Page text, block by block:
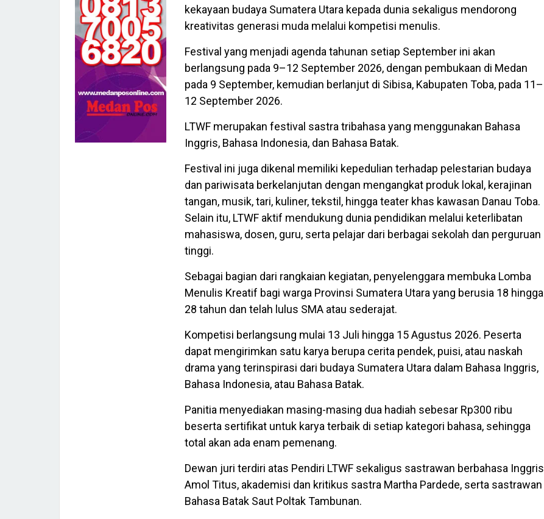
kekayaan budaya Sumatera Utara kepada dunia sekaligus mendorong
kreativitas generasi muda melalui kompetisi menulis.
Festival yang menjadi agenda tahunan setiap September ini akan
berlangsung pada 9–12 September 2026, dengan pembukaan di Medan
pada 9 September, kemudian berlanjut di Sibisa, Kabupaten Toba, pada 11–
12 September 2026.
LTWF merupakan festival sastra tribahasa yang menggunakan Bahasa
Inggris, Bahasa Indonesia, dan Bahasa Batak.
Festival ini juga dikenal memiliki kepedulian terhadap pelestarian budaya
dan pariwisata berkelanjutan dengan mengangkat produk lokal, kerajinan
tangan, musik, tari, kuliner, tekstil, hingga teater khas kawasan Danau Toba.
Selain itu, LTWF aktif mendukung dunia pendidikan melalui keterlibatan
mahasiswa, dosen, guru, serta pelajar dari berbagai sekolah dan perguruan
tinggi.
Sebagai bagian dari rangkaian kegiatan, penyelenggara membuka Lomba
Menulis Kreatif bagi warga Provinsi Sumatera Utara yang berusia 18 hingga
28 tahun dan telah lulus SMA atau sederajat.
Kompetisi berlangsung mulai 13 Juli hingga 15 Agustus 2026. Peserta
dapat mengirimkan satu karya berupa cerita pendek, puisi, atau naskah
drama yang terinspirasi dari budaya Sumatera Utara dalam Bahasa Inggris,
Bahasa Indonesia, atau Bahasa Batak.
Panitia menyediakan masing-masing dua hadiah sebesar Rp300 ribu
beserta sertifikat untuk karya terbaik di setiap kategori bahasa, sehingga
total akan ada enam pemenang.
Dewan juri terdiri atas Pendiri LTWF sekaligus sastrawan berbahasa Inggris
Amol Titus, akademisi dan kritikus sastra Martha Pardede, serta sastrawan
Bahasa Batak Saut Poltak Tambunan.